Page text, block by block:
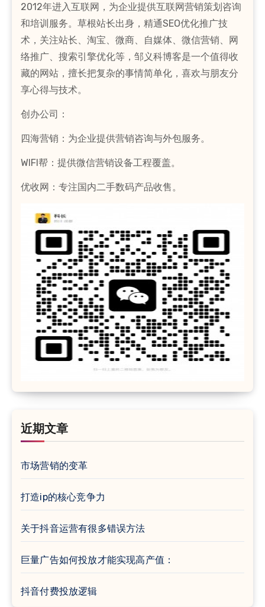
2012年进入互联网，为企业提供互联网营销策划咨询
和培训服务。草根站长出身，精通SEO优化推广技
术，关注站长、淘宝、微商、自媒体、微信营销、网
络推广、搜索引擎优化等，邹义科博客是一个值得收
藏的网站，擅长把复杂的事情简单化，喜欢与朋友分
享心得与技术。
创办公司：
四海营销：为企业提供营销咨询与外包服务。
WIFI帮：提供微信营销设备工程覆盖。
优收网：专注国内二手数码产品收售。
近期文章
市场营销的变革
打造ip的核心竞争力
关于抖音运营有很多错误方法
巨量广告如何投放才能实现高产值：
抖音付费投放逻辑